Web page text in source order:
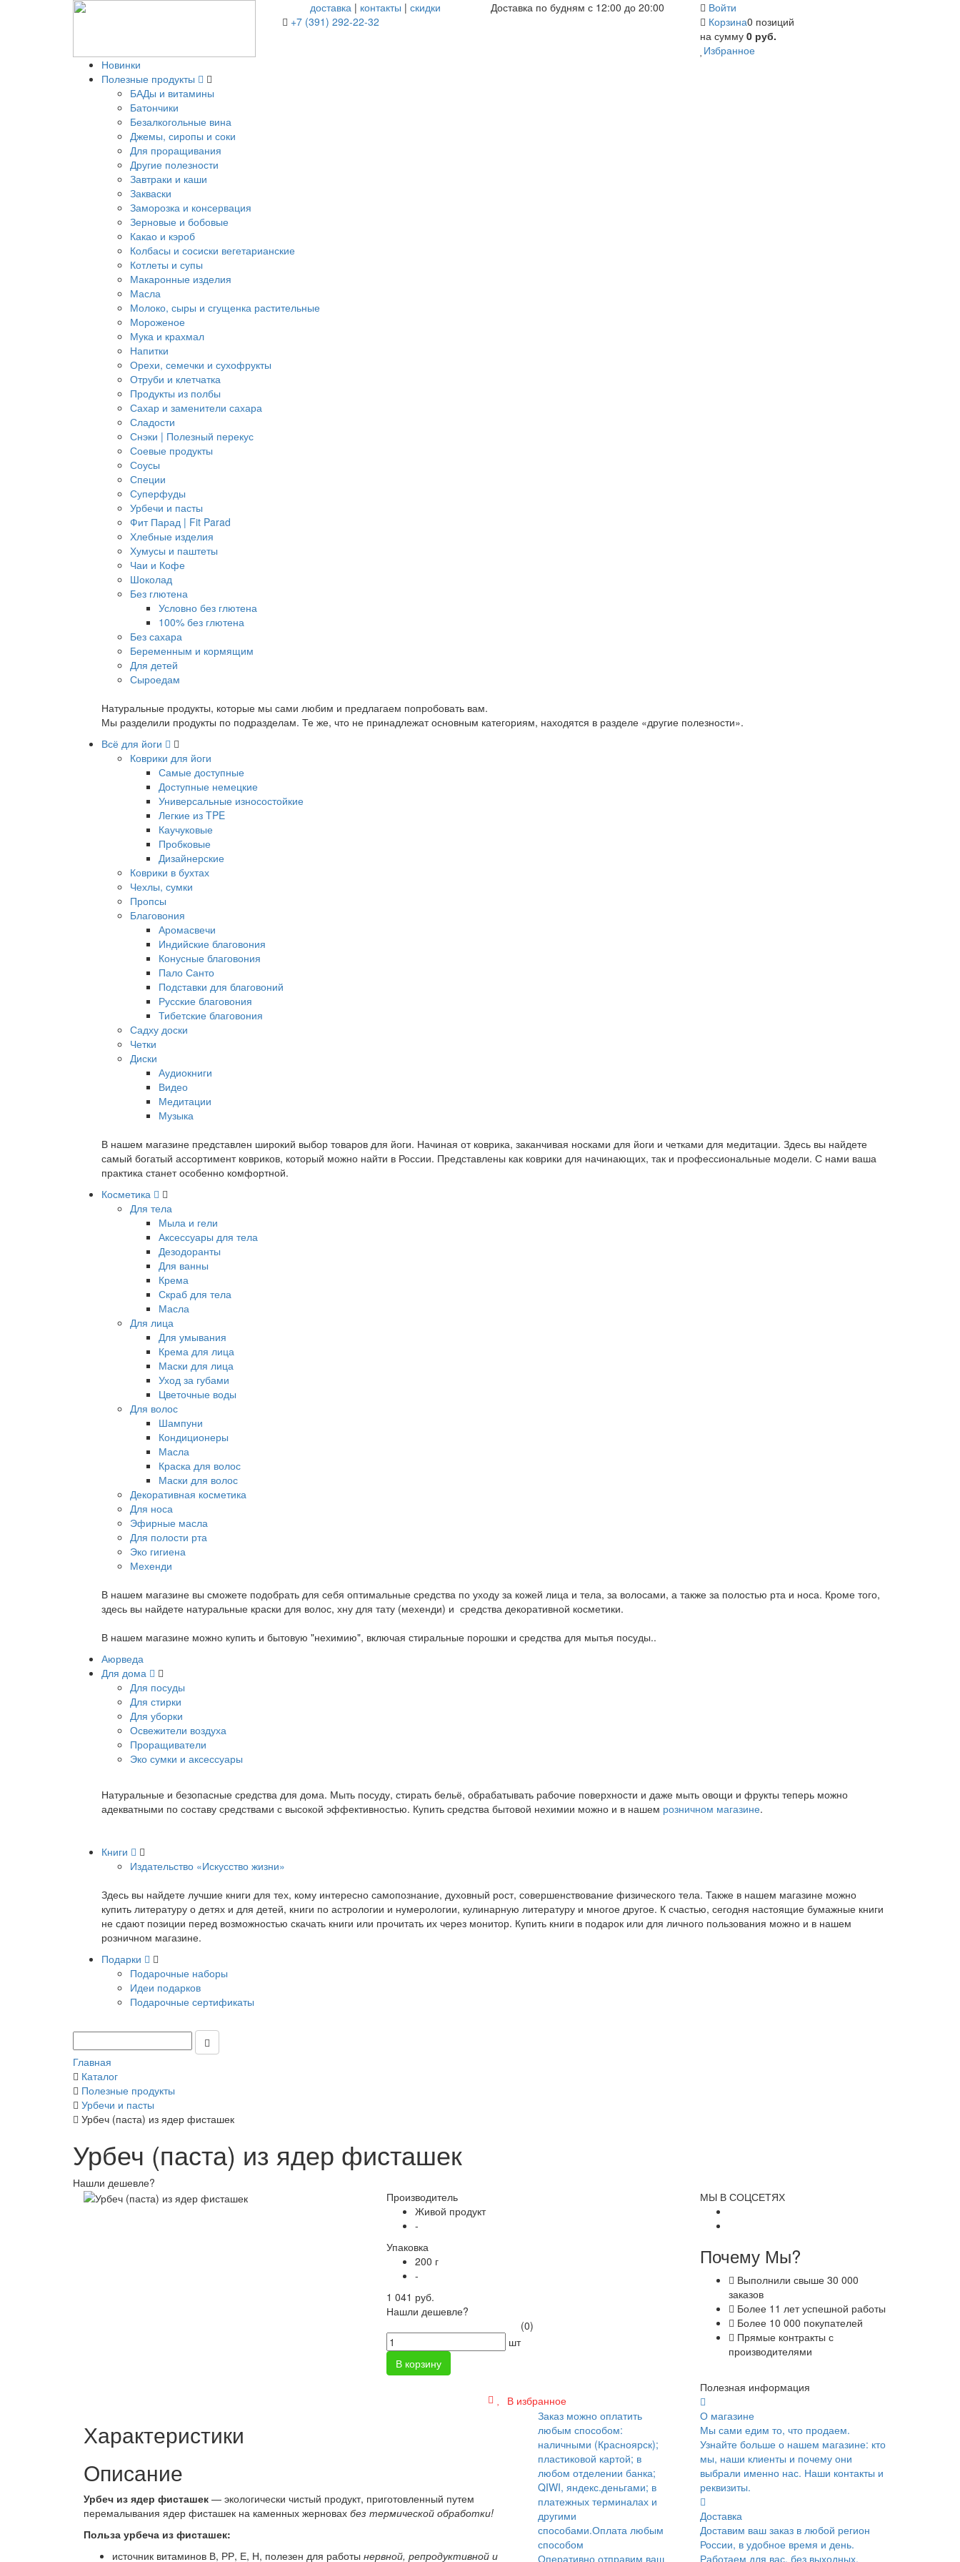
доставка | контакты |скидки
+7 (391) 292-22-32
Доставка по будням с 12:00 до 20:00
Войти
Корзина0 позиций
на сумму 0 руб.
Избранное
Новинки
Полезные продукты
БАДы и витамины
Батончики
Безалкогольные вина
Джемы, сиропы и соки
Для проращивания
Другие полезности
Завтраки и каши
Закваски
Заморозка и консервация
Зерновые и бобовые
Какао и кэроб
Колбасы и сосиски вегетарианские
Котлеты и супы
Макаронные изделия
Масла
Молоко, сыры и сгущенка растительные
Мороженое
Мука и крахмал
Напитки
Орехи, семечки и сухофрукты
Отруби и клетчатка
Продукты из полбы
Сахар и заменители сахара
Сладости
Снэки | Полезный перекус
Соевые продукты
Соусы
Специи
Суперфуды
Урбечи и пасты
Фит Парад | Fit Parad
Хлебные изделия
Хумусы и паштеты
Чаи и Кофе
Шоколад
Без глютена
Условно без глютена
100% без глютена
Без сахара
Беременным и кормящим
Для детей
Сыроедам
Натуральные продукты, которые мы сами любим и предлагаем попробовать вам.
Мы разделили продукты по подразделам. Те же, что не принадлежат основным категориям, находятся в разделе «другие полезности».
Всё для йоги
Коврики для йоги
Самые доступные
Доступные немецкие
Универсальные износостойкие
Легкие из TPE
Каучуковые
Пробковые
Дизайнерские
Коврики в бухтах
Чехлы, сумки
Пропсы
Благовония
Аромасвечи
Индийские благовония
Конусные благовония
Пало Санто
Подставки для благовоний
Русские благовония
Тибетские благовония
Садху доски
Четки
Диски
Аудиокниги
Видео
Медитации
Музыка
В нашем магазине представлен широкий выбор товаров для йоги. Начиная от коврика, заканчивая носками для йоги и четками для медитации. Здесь вы найдете
самый богатый ассортимент ковриков, который можно найти в России. Представлены как коврики для начинающих, так и профессиональные модели. С нами ваша
практика станет особенно комфортной.
Косметика
Для тела
Мыла и гели
Аксессуары для тела
Дезодоранты
Для ванны
Крема
Скраб для тела
Масла
Для лица
Для умывания
Крема для лица
Маски для лица
Уход за губами
Цветочные воды
Для волос
Шампуни
Кондиционеры
Масла
Краска для волос
Маски для волос
Декоративная косметика
Для носа
Эфирные масла
Для полости рта
Эко гигиена
Мехенди
В нашем магазине вы сможете подобрать для себя оптимальные средства по уходу за кожей лица и тела, за волосами, а также за полостью рта и носа. Кроме того,
здесь вы найдете натуральные краски для волос, хну для тату (мехенди) и средства декоративной косметики.
В нашем магазине можно купить и бытовую "нехимию", включая стиральные порошки и средства для мытья посуды..
Аюрведа
Для дома
Для посуды
Для стирки
Для уборки
Освежители воздуха
Проращиватели
Эко сумки и аксессуары
Натуральные и безопасные средства для дома. Мыть посуду, стирать бельё, обрабатывать рабочие поверхности и даже мыть овощи и фрукты теперь можно
адекватными по составу средствами с высокой эффективностью. Купить средства бытовой нехимии можно и в нашем розничном магазине.
Книги
Издательство «Искусство жизни»
Здесь вы найдете лучшие книги для тех, кому интересно самопознание, духовный рост, совершенствование физического тела. Также в нашем магазине можно
купить литературу о детях и для детей, книги по астрологии и нумерологии, кулинарную литературу и многое другое. К счастью, сегодня настоящие бумажные книги
не сдают позиции перед возможностью скачать книги или прочитать их через монитор. Купить книги в подарок или для личного пользования можно и в нашем
розничном магазине.
Подарки
Подарочные наборы
Идеи подарков
Подарочные сертификаты
Главная
Каталог
Полезные продукты
Урбечи и пасты
Урбеч (паста) из ядер фисташек
Урбеч (паста) из ядер фисташек
Нашли дешевле?
Производитель
Живой продукт
-
Упаковка
200 г
-
1 041 руб.
Нашли дешевле?
(0)
шт
В корзину
В избранное
Характеристики
Описание
Урбеч из ядер фисташек — экологически чистый продукт, приготовленный путем
перемалывания ядер фисташек на каменных жерновах без термической обработки!
Польза урбеча из фисташек:
источник витаминов В, РР, Е, Н, полезен для работы нервной, репродуктивной и
Заказ можно оплатить
любым способом:
наличными (Красноярск);
пластиковой картой; в
любом отделении банка;
QIWI, яндекс.деньгами; в
платежных терминалах и
другими
способами.Оплата любым
способом
Оперативно отправим ваш
МЫ В СОЦСЕТЯХ
Почему Мы?
Выполнили свыше 30 000
заказов
Более 11 лет успешной работы
Более 10 000 покупателей
Прямые контракты с
производителями
Полезная информация
О магазине
Мы сами едим то, что продаем.
Узнайте больше о нашем магазине: кто
мы, наши клиенты и почему они
выбрали именно нас. Наши контакты и
реквизиты.
Доставка
Доставим ваш заказ в любой регион
России, в удобное время и день.
Работаем для вас, без выходных.